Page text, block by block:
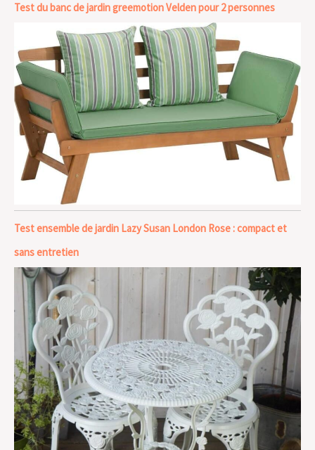
Test du banc de jardin greemotion Velden pour 2 personnes
Test ensemble de jardin Lazy Susan London Rose : compact et
sans entretien